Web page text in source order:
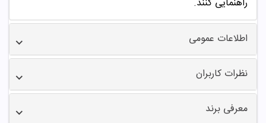
اطلاعات عمومی
نظرات کاربران
معرفی برند